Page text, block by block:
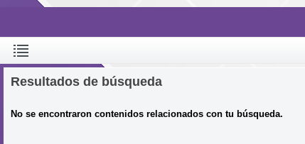
Resultados de búsqueda
No se encontraron contenidos relacionados con tu búsqueda.